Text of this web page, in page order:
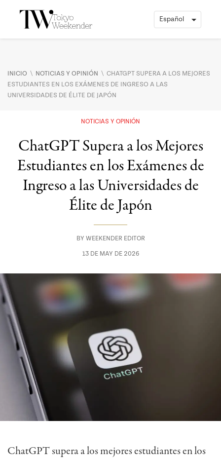
INICIO \ NOTICIAS Y OPINIÓN \ CHATGPT SUPERA A LOS MEJORES
ESTUDIANTES EN LOS EXÁMENES DE INGRESO A LAS
UNIVERSIDADES DE ÉLITE DE JAPÓN
NOTICIAS Y OPINIÓN
ChatGPT Supera a los Mejores
Estudiantes en los Exámenes de
Ingreso a las Universidades de
Élite de Japón
BY WEEKENDER EDITOR
13 DE MAY DE 2026
ChatGPT supera a los mejores estudiantes en los